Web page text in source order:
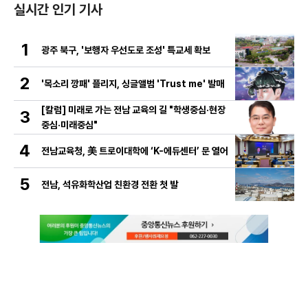
실시간 인기 기사
1 광주 북구, '보행자 우선도로 조성' 특교세 확보
2 '목소리 깡패' 플리지, 싱글앨범 'Trust me' 발매
3
[칼럼] 미래로 가는 전남 교육의 길 "학생중심·현장
중심·미래중심"
4 전남교육청, 美 트로이대학에 ‘K-에듀센터’ 문 열어
5 전남, 석유화학산업 친환경 전환 첫 발